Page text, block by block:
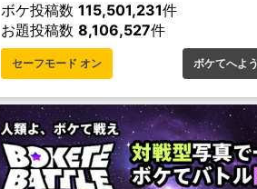
ボケ投稿数 115,501,231件
お題投稿数 8,106,527件
セーフモード オン ボケてへよ